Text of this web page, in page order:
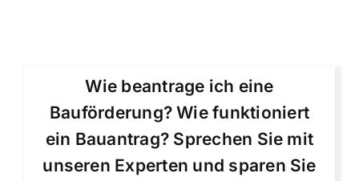
Wie beantrage ich eine
Bauförderung? Wie funktioniert
ein Bauantrag? Sprechen Sie mit
unseren Experten und sparen Sie